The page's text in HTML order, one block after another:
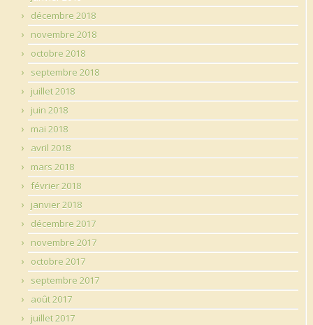
décembre 2018
novembre 2018
octobre 2018
septembre 2018
juillet 2018
juin 2018
mai 2018
avril 2018
mars 2018
février 2018
janvier 2018
décembre 2017
novembre 2017
octobre 2017
septembre 2017
août 2017
juillet 2017